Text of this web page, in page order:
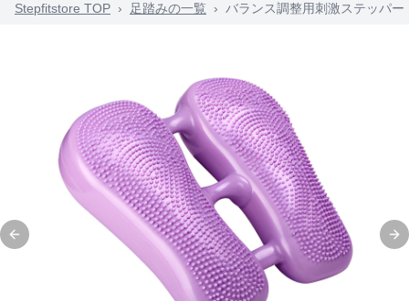
Stepfitstore TOP › 足踏みの一覧 › バランス調整用刺激ステッパー
Previous slide